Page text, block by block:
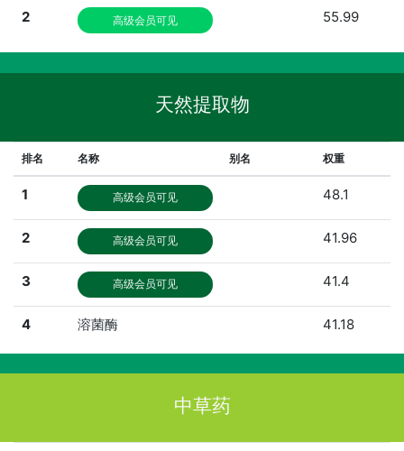
2 高级会员可见 55.99
天然提取物
排名 名称 别名 权重
1 高级会员可见 48.1
2 高级会员可见 41.96
3 高级会员可见 41.4
4 溶菌酶 41.18
中草药